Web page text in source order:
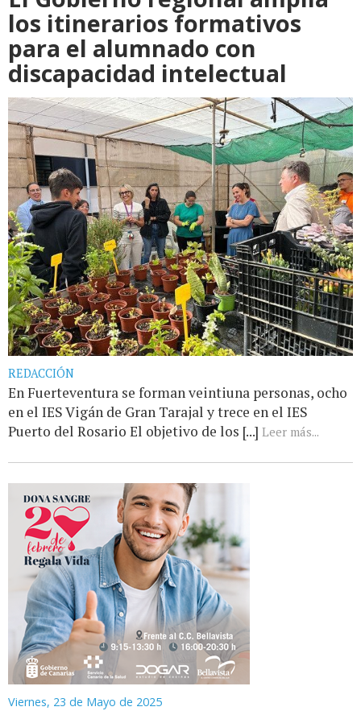
los itinerarios formativos
para el alumnado con
discapacidad intelectual
REDACCIÓN
En Fuerteventura se forman veintiuna personas, ocho
en el IES Vigán de Gran Tarajal y trece en el IES
Puerto del Rosario El objetivo de los [...] Leer más...
Viernes, 23 de Mayo de 2025